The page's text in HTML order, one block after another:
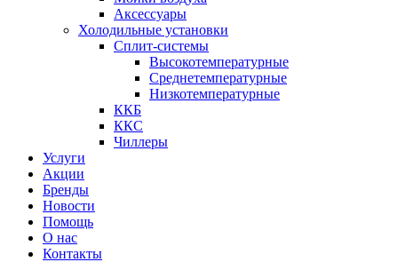
Аксессуары
Холодильные установки
Сплит-системы
Высокотемпературные
Среднетемпературные
Низкотемпературные
ККБ
ККС
Чиллеры
Услуги
Акции
Бренды
Новости
Помощь
О нас
Контакты